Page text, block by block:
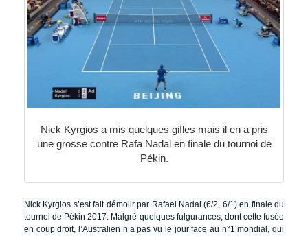
Nick Kyrgios a mis quelques gifles mais il en a pris
une grosse contre Rafa Nadal en finale du tournoi de
Pékin.
Nick Kyrgios s’est fait démolir par Rafael Nadal (6/2, 6/1) en finale du
tournoi de Pékin 2017. Malgré quelques fulgurances, dont cette fusée
en coup droit, l’Australien n’a pas vu le jour face au n°1 mondial, qui